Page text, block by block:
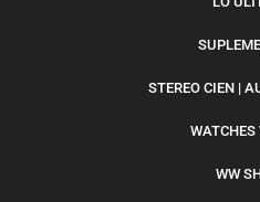
STEREO CIEN |
WATCHES
WW